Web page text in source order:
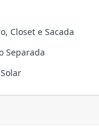
Closet e Sacada
Separada